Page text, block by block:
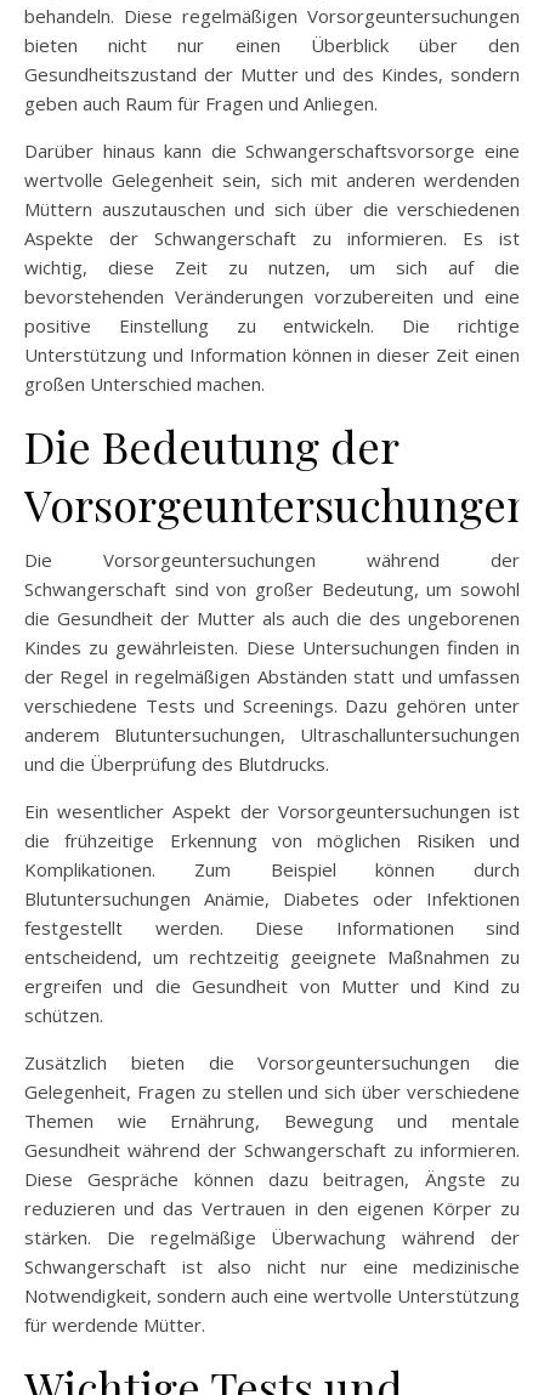
behandeln. Diese regelmäßigen Vorsorgeuntersuchungen
bieten nicht nur einen Überblick über den
Gesundheitszustand der Mutter und des Kindes, sondern
geben auch Raum für Fragen und Anliegen.
Darüber hinaus kann die Schwangerschaftsvorsorge eine
wertvolle Gelegenheit sein, sich mit anderen werdenden
Müttern auszutauschen und sich über die verschiedenen
Aspekte der Schwangerschaft zu informieren. Es ist
wichtig, diese Zeit zu nutzen, um sich auf die
bevorstehenden Veränderungen vorzubereiten und eine
positive Einstellung zu entwickeln. Die richtige
Unterstützung und Information können in dieser Zeit einen
großen Unterschied machen.
Die Bedeutung der
Vorsorgeuntersuchungen
Die Vorsorgeuntersuchungen während der
Schwangerschaft sind von großer Bedeutung, um sowohl
die Gesundheit der Mutter als auch die des ungeborenen
Kindes zu gewährleisten. Diese Untersuchungen finden in
der Regel in regelmäßigen Abständen statt und umfassen
verschiedene Tests und Screenings. Dazu gehören unter
anderem Blutuntersuchungen, Ultraschalluntersuchungen
und die Überprüfung des Blutdrucks.
Ein wesentlicher Aspekt der Vorsorgeuntersuchungen ist
die frühzeitige Erkennung von möglichen Risiken und
Komplikationen. Zum Beispiel können durch
Blutuntersuchungen Anämie, Diabetes oder Infektionen
festgestellt werden. Diese Informationen sind
entscheidend, um rechtzeitig geeignete Maßnahmen zu
ergreifen und die Gesundheit von Mutter und Kind zu
schützen.
Zusätzlich bieten die Vorsorgeuntersuchungen die
Gelegenheit, Fragen zu stellen und sich über verschiedene
Themen wie Ernährung, Bewegung und mentale
Gesundheit während der Schwangerschaft zu informieren.
Diese Gespräche können dazu beitragen, Ängste zu
reduzieren und das Vertrauen in den eigenen Körper zu
stärken. Die regelmäßige Überwachung während der
Schwangerschaft ist also nicht nur eine medizinische
Notwendigkeit, sondern auch eine wertvolle Unterstützung
für werdende Mütter.